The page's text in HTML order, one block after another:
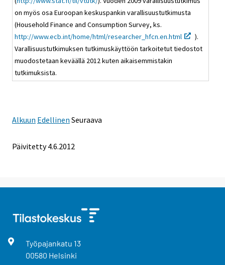
on myös osa Euroopan keskuspankin varallisuustutkimusta
(Household Finance and Consumption Survey, ks.
http://www.ecb.int/home/html/researcher_hfcn.en.html
).
Varallisuustutkimuksen tutkimuskäyttöön tarkoitetut tiedostot
muodostetaan keväällä 2012 kuten aikaisemmistakin
tutkimuksista.
Alkuun Edellinen Seuraava
Päivitetty 4.6.2012
Työpajankatu 13
00580 Helsinki